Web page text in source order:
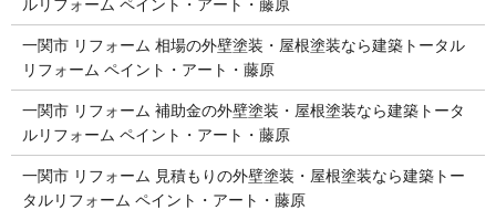
ルリフォーム ペイント・アート・藤原
一関市 リフォーム 相場の外壁塗装・屋根塗装なら建築トータル
リフォーム ペイント・アート・藤原
一関市 リフォーム 補助金の外壁塗装・屋根塗装なら建築トータ
ルリフォーム ペイント・アート・藤原
一関市 リフォーム 見積もりの外壁塗装・屋根塗装なら建築トー
タルリフォーム ペイント・アート・藤原